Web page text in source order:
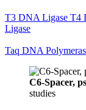
T3 DNA Ligase T4
Ligase
Taq DNA
C6-Spacer,
studies